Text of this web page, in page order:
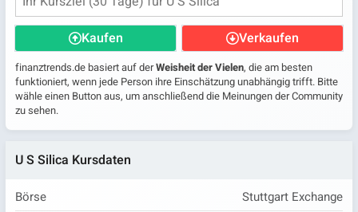
Kaufen Verkaufen
finanztrends.de basiert auf derWeisheit der Vielen, die am besten
funktioniert, wenn jede Person ihre Einschätzung unabhängig trifft. Bitte
wähle einen Button aus, um anschließend die Meinungen der Community
zu sehen.
U S Silica Kursdaten
Börse
Stuttgart Exchange